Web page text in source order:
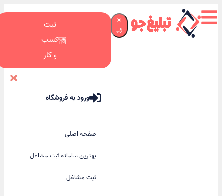
☀️
🌙
ثبت
کسب
و کار
ورود به فروشگاه
صفحه اصلی
بهترین سامانه ثبت مشاغل
ثبت مشاغل